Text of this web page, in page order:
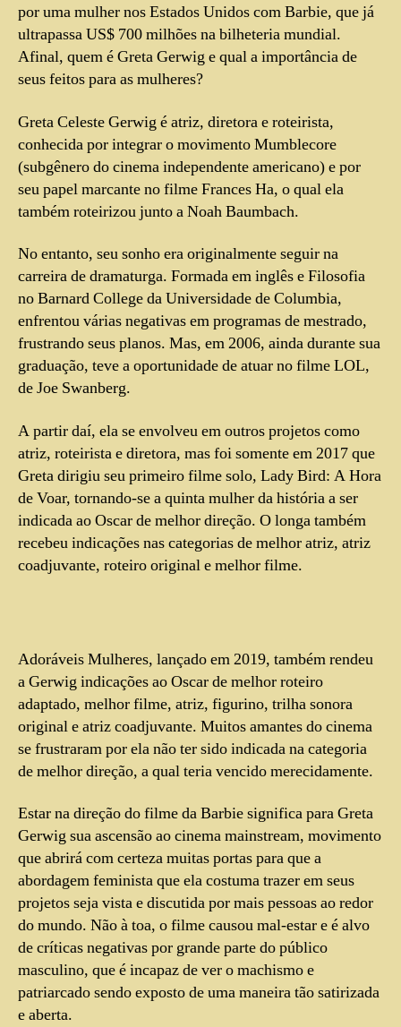
por uma mulher nos Estados Unidos com Barbie, que já
ultrapassa US$ 700 milhões na bilheteria mundial.
Afinal, quem é Greta Gerwig e qual a importância de
seus feitos para as mulheres?
Greta Celeste Gerwig é atriz, diretora e roteirista,
conhecida por integrar o movimento Mumblecore
(subgênero do cinema independente americano) e por
seu papel marcante no filme Frances Ha, o qual ela
também roteirizou junto a Noah Baumbach.
No entanto, seu sonho era originalmente seguir na
carreira de dramaturga. Formada em inglês e Filosofia
no Barnard College da Universidade de Columbia,
enfrentou várias negativas em programas de mestrado,
frustrando seus planos. Mas, em 2006, ainda durante sua
graduação, teve a oportunidade de atuar no filme LOL,
de Joe Swanberg.
A partir daí, ela se envolveu em outros projetos como
atriz, roteirista e diretora, mas foi somente em 2017 que
Greta dirigiu seu primeiro filme solo, Lady Bird: A Hora
de Voar, tornando-se a quinta mulher da história a ser
indicada ao Oscar de melhor direção. O longa também
recebeu indicações nas categorias de melhor atriz, atriz
coadjuvante, roteiro original e melhor filme.
Adoráveis Mulheres, lançado em 2019, também rendeu
a Gerwig indicações ao Oscar de melhor roteiro
adaptado, melhor filme, atriz, figurino, trilha sonora
original e atriz coadjuvante. Muitos amantes do cinema
se frustraram por ela não ter sido indicada na categoria
de melhor direção, a qual teria vencido merecidamente.
Estar na direção do filme da Barbie significa para Greta
Gerwig sua ascensão ao cinema mainstream, movimento
que abrirá com certeza muitas portas para que a
abordagem feminista que ela costuma trazer em seus
projetos seja vista e discutida por mais pessoas ao redor
do mundo. Não à toa, o filme causou mal-estar e é alvo
de críticas negativas por grande parte do público
masculino, que é incapaz de ver o machismo e
patriarcado sendo exposto de uma maneira tão satirizada
e aberta.